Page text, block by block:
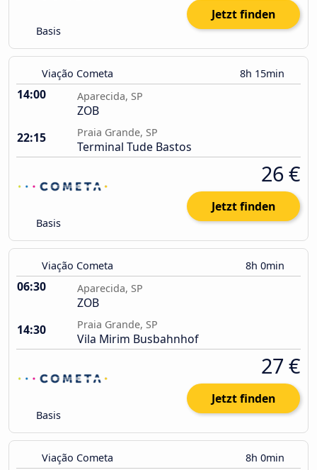
Basis
Jetzt finden
Viação Cometa 8h 15min
14:00 Aparecida, SP
ZOB
22:15
Praia Grande, SP
Terminal Tude Bastos
Basis
26 €
Jetzt finden
Viação Cometa 8h 0min
06:30 Aparecida, SP
ZOB
14:30
Praia Grande, SP
Vila Mirim Busbahnhof
Basis
27 €
Jetzt finden
Viação Cometa 8h 0min